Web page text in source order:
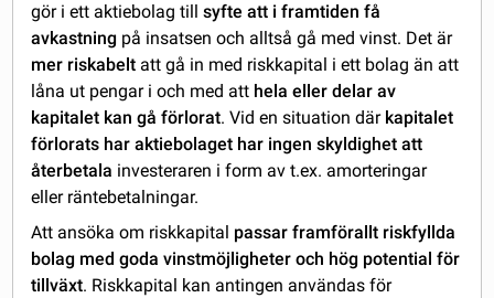
gör i ett aktiebolag tillsyfte att i framtiden få
avkastning på insatsen och alltså gå med vinst. Det är
mer riskabelt att gå in med riskkapital i ett bolag än att
låna ut pengar i och med att hela eller delar av
kapitalet kan gå förlorat. Vid en situation där kapitalet
förlorats har aktiebolaget har ingen skyldighet att
återbetala investeraren i form av t.ex. amorteringar
eller räntebetalningar.
Att ansöka om riskkapital passar framförallt riskfyllda
bolag med goda vinstmöjligheter och hög potential för
tillväxt. Riskkapital kan antingen användas för